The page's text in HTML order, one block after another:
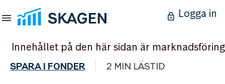
Logga in
Innehållet på den här sidan är marknadsföring
SPARA I FONDER 2 MIN LÄSTID